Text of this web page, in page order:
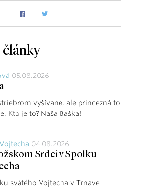
články
05.08.2026
vyšívané, ale princezná to
Kto je to? Naša Baška!
04.08.2026
Srdci v Spolku
svätého Vojtecha v Trnave